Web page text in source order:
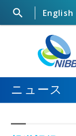
研究所概要
ニュース
研究部門・施設
English

ニュース